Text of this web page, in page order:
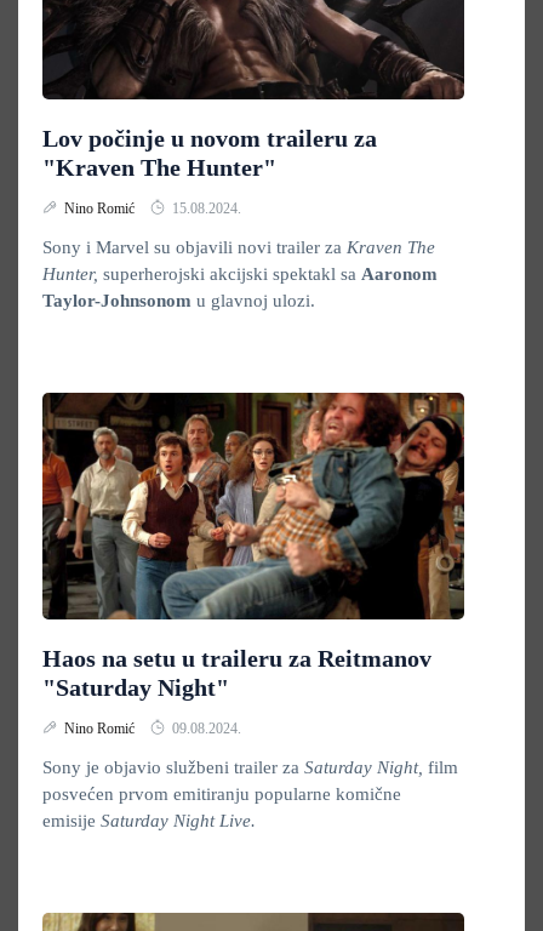
Lov počinje u novom traileru za
"Kraven The Hunter"
Nino Romić 15.08.2024.
Sony i Marvel su objavili novi trailer za Kraven The
Hunter, superherojski akcijski spektakl sa Aaronom
Taylor-Johnsonom u glavnoj ulozi.
Haos na setu u traileru za Reitmanov
"Saturday Night"
Nino Romić 09.08.2024.
Sony je objavio službeni trailer za Saturday Night, film
posvećen prvom emitiranju popularne komične
emisije Saturday Night Live.